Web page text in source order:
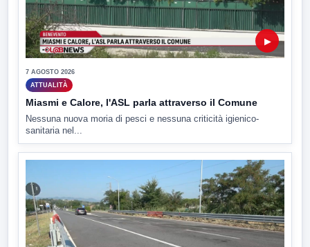
▶
7 AGOSTO 2026
ATTUALITÀ
Miasmi e Calore, l'ASL parla attraverso il Comune
Nessuna nuova moria di pesci e nessuna criticità igienico-
sanitaria nel...